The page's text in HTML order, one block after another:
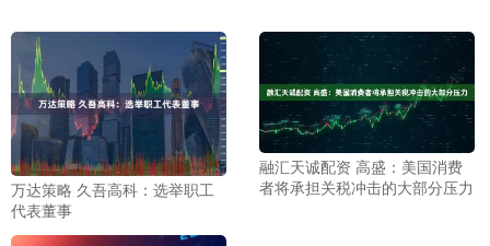
万达策略 久吾高科：选举职工
代表董事
融汇天诚配资 高盛：美国消费
者将承担关税冲击的大部分压力